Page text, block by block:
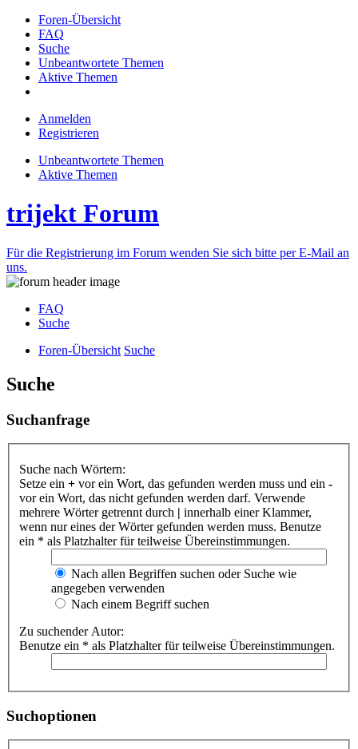
Foren-Übersicht
FAQ
Suche
Unbeantwortete Themen
Aktive Themen
Anmelden
Registrieren
Unbeantwortete Themen
Aktive Themen
trijekt Forum
Für die Registrierung im Forum wenden Sie sich bitte per E-Mail an
uns.
FAQ
Suche
Foren-Übersicht Suche
Suche
Suchanfrage
Suche nach Wörtern:
Setze ein + vor ein Wort, das gefunden werden muss und ein -
vor ein Wort, das nicht gefunden werden darf. Verwende
mehrere Wörter getrennt durch | innerhalb einer Klammer,
wenn nur eines der Wörter gefunden werden muss. Benutze
ein * als Platzhalter für teilweise Übereinstimmungen.
Nach allen Begriffen suchen oder Suche wie
angegeben verwenden
Nach einem Begriff suchen
Zu suchender Autor:
Benutze ein * als Platzhalter für teilweise Übereinstimmungen.
Suchoptionen